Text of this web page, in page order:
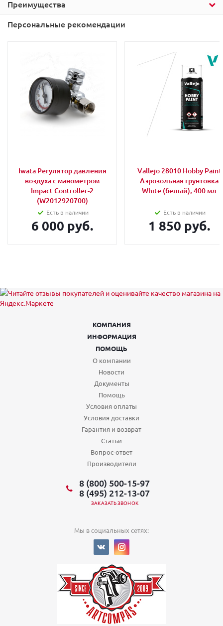
Преимущества
Персональные рекомендации
Iwata Регулятор давления
воздуха с манометром
Impact Controller-2
(W2012920700)
Есть в наличии
6 000 руб.
Vallejo 28010 Hobby Paint
Аэрозольная грунтовка
White (белый), 400 мл
Есть в наличии
1 850 руб.
КОМПАНИЯ
ИНФОРМАЦИЯ
ПОМОЩЬ
О компании
Новости
Документы
Помощь
Условия оплаты
Условия доставки
Гарантия и возврат
Статьи
Вопрос-ответ
Производители
8 (800) 500-15-97
8 (495) 212-13-07
ЗАКАЗАТЬ ЗВОНОК
Мы в социальных сетях: